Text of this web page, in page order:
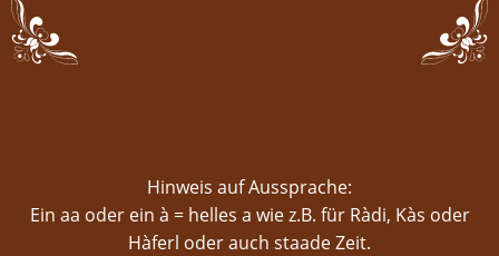
Hinweis auf Aussprache:
Ein aa oder ein à = helles a wie z.B. für Ràdi, Kàs oder
Hàferl oder auch staade Zeit.